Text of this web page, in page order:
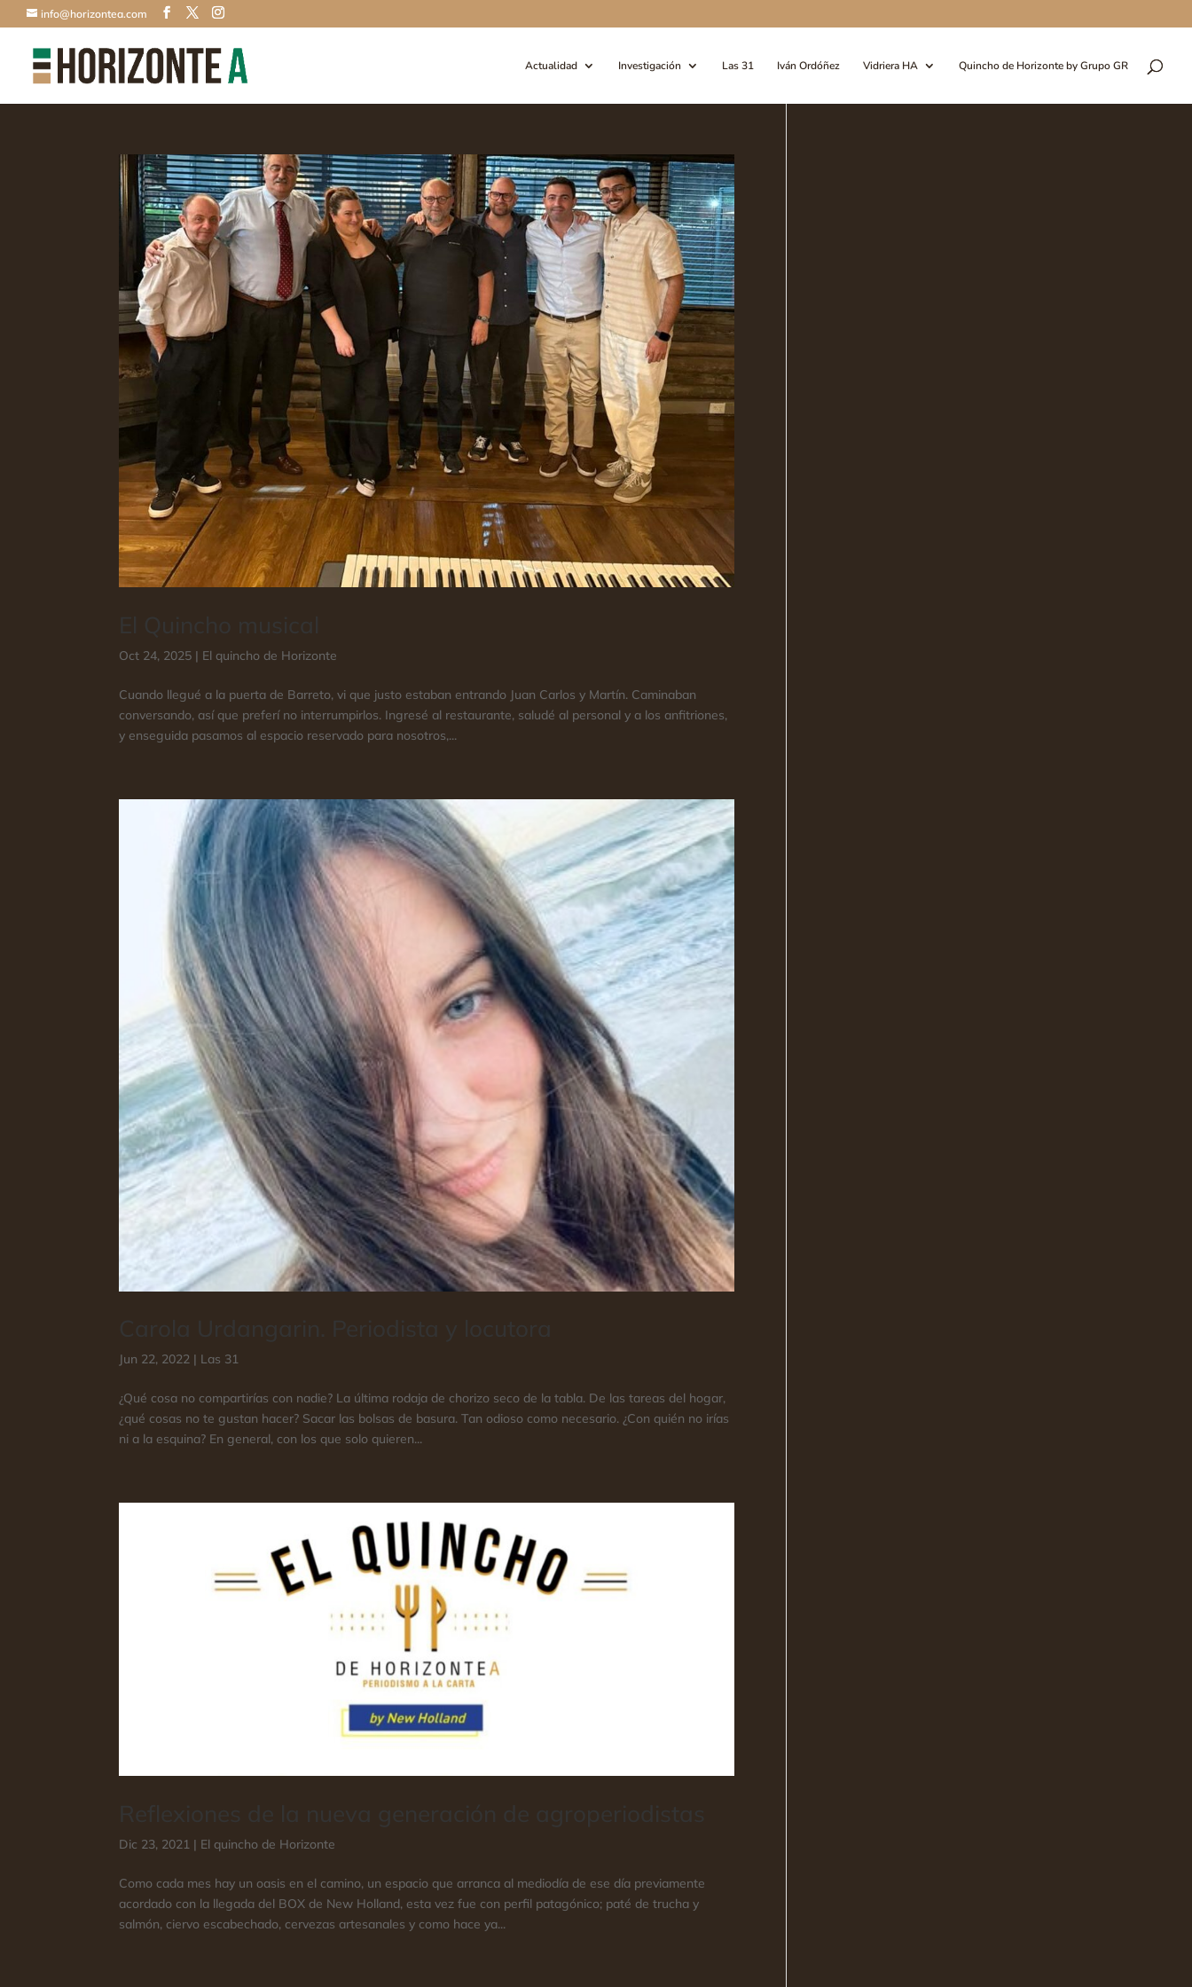
info@horizontea.com
Actualidad Investigación Las 31 Iván Ordóñez Vidriera HA Quincho de Horizonte by Grupo GR
Oct 24, 2025 | El quincho de Horizonte
Cuando llegué a la puerta de Barreto, vi que justo estaban entrando Juan Carlos y Martín. Caminaban
conversando, así que preferí no interrumpirlos. Ingresé al restaurante, saludé al personal y a los anfitriones,
y enseguida pasamos al espacio reservado para nosotros,...
Jun 22, 2022 | Las 31
¿Qué cosa no compartirías con nadie? La última rodaja de chorizo seco de la tabla. De las tareas del hogar,
¿qué cosas no te gustan hacer? Sacar las bolsas de basura. Tan odioso como necesario. ¿Con quién no irías
ni a la esquina? En general, con los que solo quieren...
Dic 23, 2021 | El quincho de Horizonte
Como cada mes hay un oasis en el camino, un espacio que arranca al mediodía de ese día previamente
acordado con la llegada del BOX de New Holland, esta vez fue con perfil patagónico; paté de trucha y
salmón, ciervo escabechado, cervezas artesanales y como hace ya...